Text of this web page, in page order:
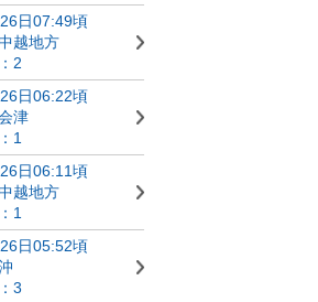
日07:49頃
越地方
2
日06:22頃
津
1
日06:11頃
越地方
1
日05:52頃
3